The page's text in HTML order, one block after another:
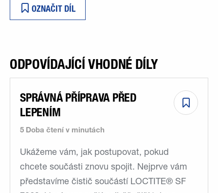
OZNAČIT DÍL
ODPOVÍDAJÍCÍ VHODNÉ DÍLY
5 Doba čtení v minutách
SPRÁVNÁ PŘÍPRAVA PŘED
LEPENÍM
Ukážeme vám, jak postupovat, pokud
chcete součásti znovu spojit. Nejprve vám
představíme čistič součástí LOCTITE® SF